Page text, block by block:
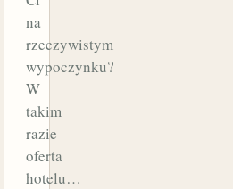
na
rzeczywistym
wypoczynku?
W
takim
razie
oferta
hotelu…